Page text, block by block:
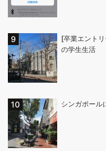
[卒業エント
の学生生活
シンガポール